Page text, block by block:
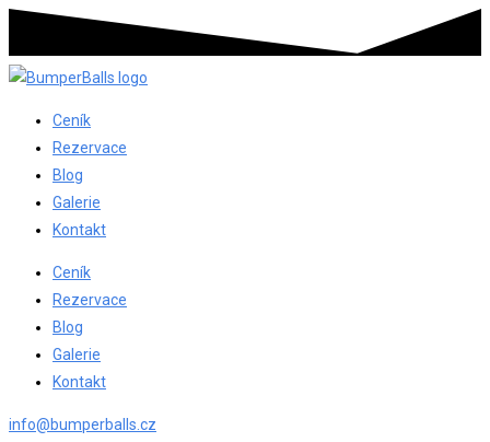
Ceník
Rezervace
Blog
Galerie
Kontakt
Ceník
Rezervace
Blog
Galerie
Kontakt
info@bumperballs.cz